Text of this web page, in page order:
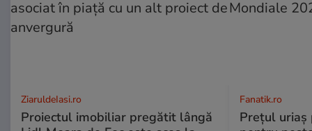
ZiaruldeIasi.ro
Proiectul imobiliar pregătit lângă
Fanatik.ro
Prețul uriaș